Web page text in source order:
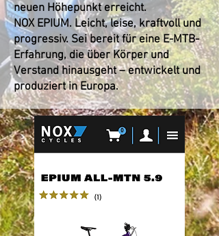
neuen Höhepunkt erreicht.
NOX EPIUM. Leicht, leise, kraftvoll und
progressiv. Sei bereit für eine E-MTB-
Erfahrung, die über Körper und
Verstand hinausgeht – entwickelt und
produziert in Europa.